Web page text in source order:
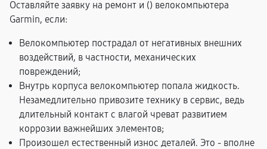
Оставляйте заявку на ремонт и () велокомпьютера
Garmin, если:
Велокомпьютер пострадал от негативных внешних
воздействий, в частности, механических
повреждений;
Внутрь корпуса велокомпьютер попала жидкость.
Незамедлительно привозите технику в сервис, ведь
длительный контакт с влагой чреват развитием
коррозии важнейших элементов;
Произошел естественный износ деталей. Это - вполне